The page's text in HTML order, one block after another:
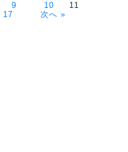
9 10
11
17 次へ »